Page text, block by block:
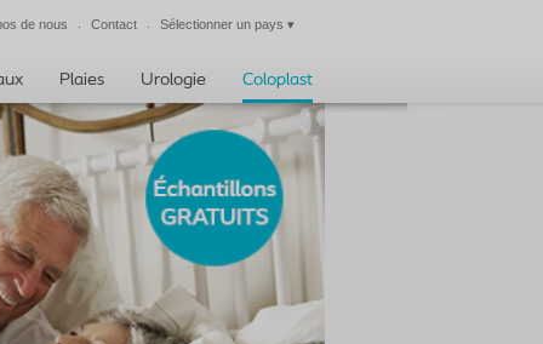
Fermer
de nous Contact Sélectionner un pays ▾
Plaies Urologie Coloplast